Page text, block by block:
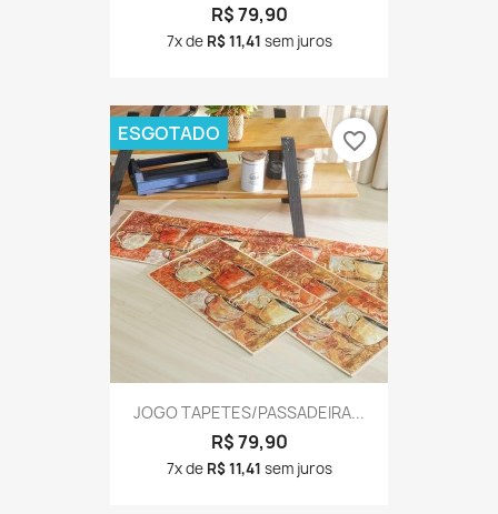
R$ 79,90
7x de R$ 11,41 sem juros
JOGO TAPETES/PASSADEIRA...
R$ 79,90
7x de R$ 11,41 sem juros
ESGOTADO favorite_border